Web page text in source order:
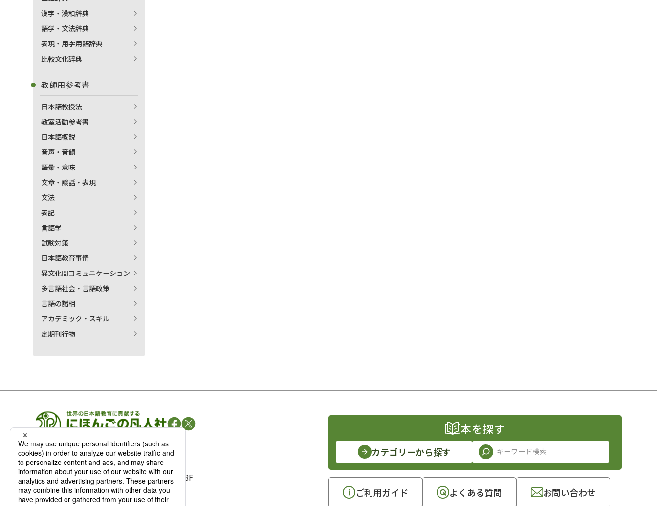
漢字・漢和辞典
語学・文法辞典
表現・用字用語辞典
比較文化辞典
教師用参考書
日本語教授法
教室活動参考書
日本語概説
音声・音韻
語彙・意味
文章・談話・表現
文法
表記
言語学
試験対策
日本語教育事情
異文化間コミュニケーション
多言語社会・言語政策
言語の諸相
アカデミック・スキル
定期刊行物
凡人社の出版情報
〒102-0093 東京都千代田区平河町 1-3-13 8F
TEL：03-3263-3959／FAX：03-3263-3116
本を探す
カテゴリーから探す
ご利用ガイド よくある質問 お問い合わせ